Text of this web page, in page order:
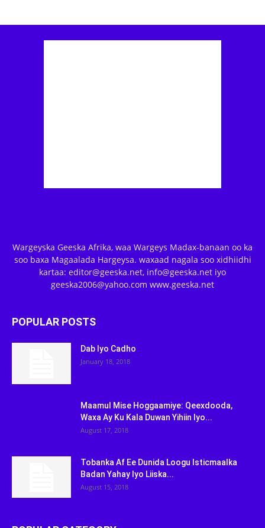
Wargeyska Geeska Afrika, waa Wargeys Madax-banaan oo ka
soo baxa Magaalada Hargeysa. waxaad nagala soo xidhiidhi
kartaa: editor@geeska.net, info@geeska.net iyo
geeska2006@yahoo.com www.geeska.net
POPULAR POSTS
Dab Iyo Cadho
January 18, 2018
Maamul Mise Hoggaamiye: Qeexdooda,
Waxa Ay Ku Kala Duwan Yihiin Iyo...
August 17, 2018
Tobanka Af Ee Dunida Loogu Isticmaalka
Badan Yahay Iyo Liiska...
August 15, 2018